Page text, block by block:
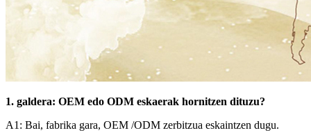
1. galdera: OEM edo ODM eskaerak hornitzen dituzu?
A1: Bai, fabrika gara, OEM /ODM zerbitzua eskaintzen dugu.